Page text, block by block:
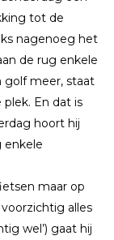
tot de
nagenoeg het
de rug enkele
golf meer, staat
En dat is
hoort hij
enkele
maar op
alles
wel’) gaat hij